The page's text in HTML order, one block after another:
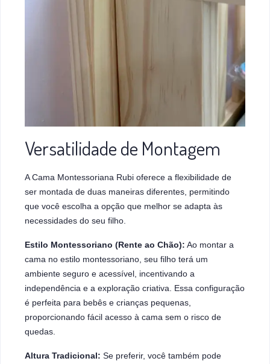
Versatilidade de Montagem
A Cama Montessoriana Rubi oferece a flexibilidade de
ser montada de duas maneiras diferentes, permitindo
que você escolha a opção que melhor se adapta às
necessidades do seu filho.
Estilo Montessoriano (Rente ao Chão): Ao montar a
cama no estilo montessoriano, seu filho terá um
ambiente seguro e acessível, incentivando a
independência e a exploração criativa. Essa configuração
é perfeita para bebês e crianças pequenas,
proporcionando fácil acesso à cama sem o risco de
quedas.
Altura Tradicional: Se preferir, você também pode